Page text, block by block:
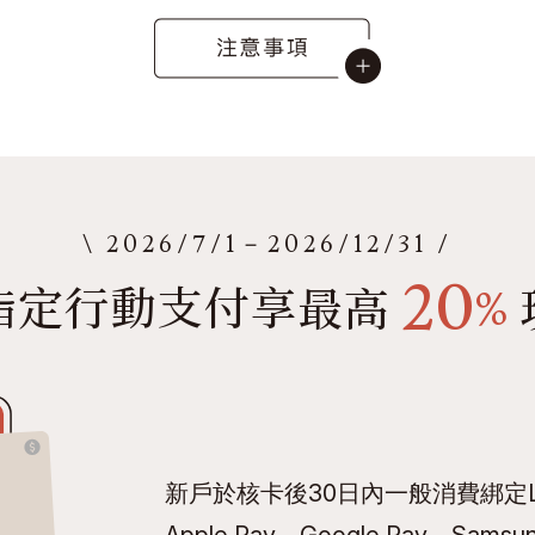
\ 2026/7/1－2026/12/31 /
定行動支付享最高 20%
新戶於核卡後30日內一般消費綁定